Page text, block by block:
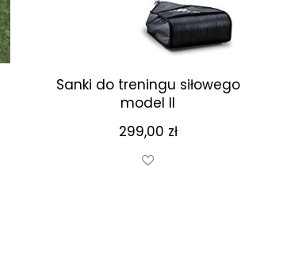
Sanki do treningu siłowego
model II
299,00 zł